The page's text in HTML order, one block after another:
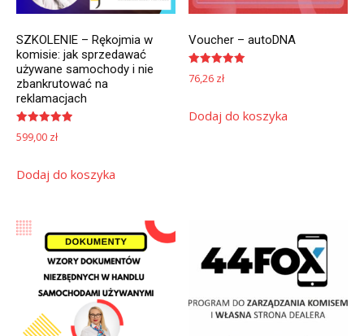
SZKOLENIE – Rękojmia w
komisie: jak sprzedawać
używane samochody i nie
zbankrutować na
reklamacjach
Oceniono
5.00
599,00 zł
Dodaj do koszyka
Voucher – autoDNA
Oceniono
5.00
76,26 zł
Dodaj do koszyka